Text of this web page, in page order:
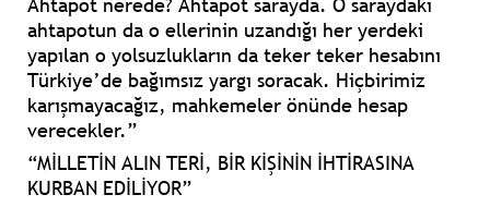
Ahtapot nerede? Ahtapot sarayda. O saraydaki
ahtapotun da o ellerinin uzandığı her yerdeki
yapılan o yolsuzlukların da teker teker hesabını
Türkiye’de bağımsız yargı soracak. Hiçbirimiz
karışmayacağız, mahkemeler önünde hesap
verecekler.”
“MİLLETİN ALIN TERİ, BİR KİŞİNİN İHTİRASINA
KURBAN EDİLİYOR”